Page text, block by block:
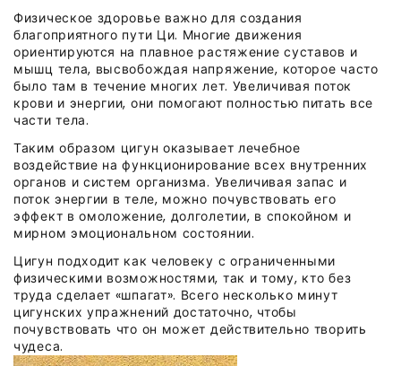
Физическое здоровье важно для создания
благоприятного пути Ци. Многие движения
ориентируются на плавное растяжение суставов и
мышц тела, высвобождая напряжение, которое часто
было там в течение многих лет. Увеличивая поток
крови и энергии, они помогают полностью питать все
части тела.
Таким образом цигун оказывает лечебное
воздействие на функционирование всех внутренних
органов и систем организма. Увеличивая запас и
поток энергии в теле, можно почувствовать его
эффект в омоложение, долголетии, в спокойном и
мирном эмоциональном состоянии.
Цигун подходит как человеку с ограниченными
физическими возможностями, так и тому, кто без
труда сделает «шпагат». Всего несколько минут
цигунских упражнений достаточно, чтобы
почувствовать что он может действительно творить
чудеса.